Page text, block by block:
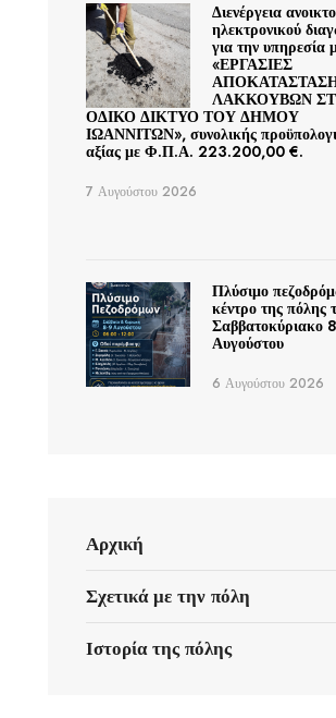
Διενέργεια
ηλεκτρονικού
για την υπηρεσία
«ΕΡΓΑΣΙΕΣ
ΛΑΚΚΟΥΒΩΝ
ΟΔΙΚΟ ΔΙΚΤΥΟ ΤΟΥ ΔΗΜΟΥ
ΙΩΑΝΝΙΤΩΝ», συνολικής
αξίας με Φ.Π.Α. 223.200,00 €.
7 Αυγούστου 2026
Πλύσιμο
κέντρο της πόλης
Σαββατοκύριακο
Αυγούστου
6 Αυγούστου 2026
Αρχική
Σχετικά με την πόλη
Ιστορία της πόλης